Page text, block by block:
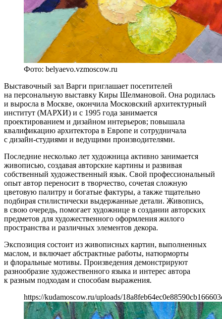
Фото: belyaevo.vzmoscow.ru
Выставочный зал Варги приглашает посетителей
на персональную выставку Киры Шелмановой. Она родилась
и выросла в Москве, окончила Московский архитектурный
институт (МАРХИ) и с 1995 года занимается
проектированием и дизайном интерьеров; повышала
квалификацию архитектора в Европе и сотрудничала
с дизайн-студиями и ведущими производителями.
Последние несколько лет художница активно занимается
живописью, создавая авторские картины и развивая
собственный художественный язык. Свой профессиональный
опыт автор переносит в творчество, сочетая сложную
цветовую палитру и богатые фактуры, а также тщательно
подбирая стилистически выдержанные детали. Живопись,
в свою очередь, помогает художнице в создании авторских
предметов для художественного оформления жилого
пространства и различных элементов декора.
Экспозиция состоит из живописных картин, выполненных
маслом, и включает абстрактные работы, натюрморты
и флоральные мотивы. Произведения демонстрируют
разнообразие художественного языка и интерес автора
к разным подходам и способам выражения.
https://kudamoscow.ru/uploads/